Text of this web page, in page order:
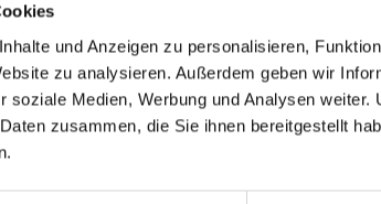
und Anzeigen zu personalisieren,
zu analysieren. Außerdem geben wir
soziale Medien, Werbung und Analysen
zusammen, die Sie ihnen bereitgestellt